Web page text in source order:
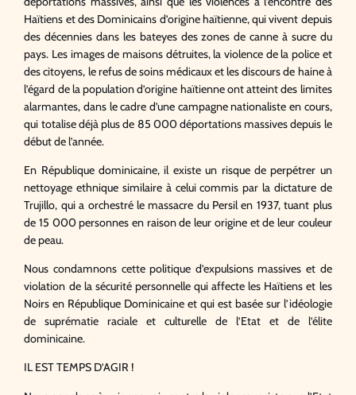
Haïtiens et des Dominicains d’origine haïtienne, qui vivent depuis
des décennies dans les bateyes des zones de canne à sucre du
pays. Les images de maisons détruites, la violence de la police et
des citoyens, le refus de soins médicaux et les discours de haine à
l’égard de la population d’origine haïtienne ont atteint des limites
alarmantes, dans le cadre d’une campagne nationaliste en cours,
qui totalise déjà plus de 85 000 déportations massives depuis le
début de l’année.
En République dominicaine, il existe un risque de perpétrer un
nettoyage ethnique similaire à celui commis par la dictature de
Trujillo, qui a orchestré le massacre du Persil en 1937, tuant plus
de 15 000 personnes en raison de leur origine et de leur couleur
de peau.
Nous condamnons cette politique d’expulsions massives et de
violation de la sécurité personnelle qui affecte les Haïtiens et les
Noirs en République Dominicaine et qui est basée sur l’idéologie
de suprématie raciale et culturelle de l’Etat et de l’élite
dominicaine.
IL EST TEMPS D’AGIR !